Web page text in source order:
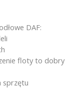
DAF:
floty to dobry
sprzętu